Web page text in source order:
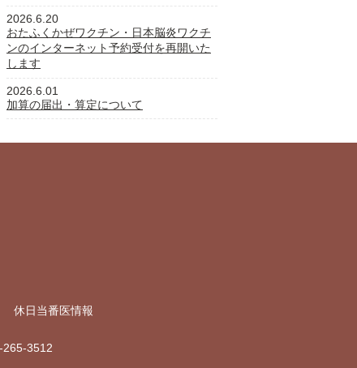
2026.6.20
おたふくかぜワクチン・日本脳炎ワクチ
ンのインターネット予約受付を再開いた
します
2026.6.01
加算の届出・算定について
休日当番医情報
265-3512